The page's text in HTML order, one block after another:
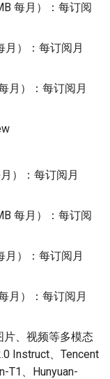
每月）：每订阅
月）：每订阅月
月）：每订阅月
）：每订阅月
每月）：每订阅
月）：每订阅月
月）：每订阅月
片、视频等多模态
Instruct、Tencent
T1、Hunyuan-